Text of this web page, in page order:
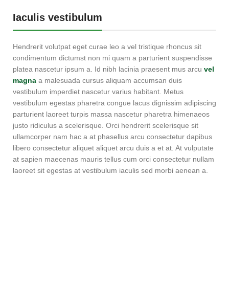
Iaculis vestibulum
Hendrerit volutpat eget curae leo a vel tristique rhoncus sit
condimentum dictumst non mi quam a parturient suspendisse
platea nascetur ipsum a. Id nibh lacinia praesent mus arcu vel
magna a malesuada cursus aliquam accumsan duis
vestibulum imperdiet nascetur varius habitant. Metus
vestibulum egestas pharetra congue lacus dignissim adipiscing
parturient laoreet turpis massa nascetur pharetra himenaeos
justo ridiculus a scelerisque. Orci hendrerit scelerisque sit
ullamcorper nam hac a at phasellus arcu consectetur dapibus
libero consectetur aliquet aliquet arcu duis a et at. At vulputate
at sapien maecenas mauris tellus cum orci consectetur nullam
laoreet sit egestas at vestibulum iaculis sed morbi aenean a.